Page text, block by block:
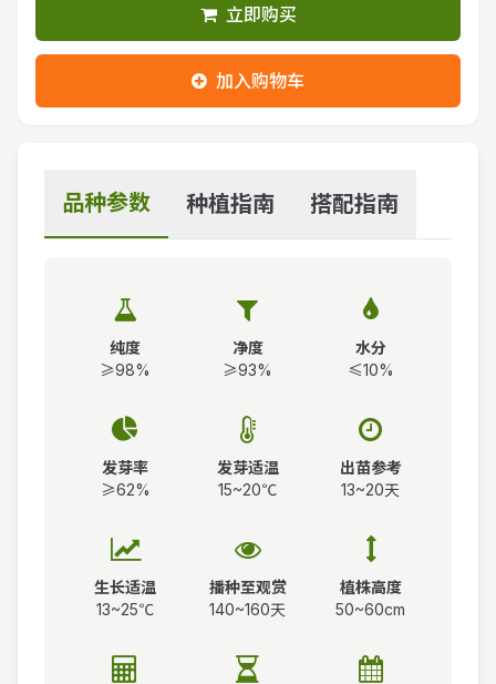
立即购买
加入购物车
品种参数 种植指南 搭配指南
纯度
≥98%
净度
≥93%
水分
≤10%
发芽率
≥62%
发芽适温
15~20℃
出苗参考
13~20天
生长适温
13~25℃
播种至观赏
140~160天
植株高度
50~60cm